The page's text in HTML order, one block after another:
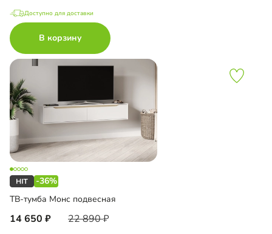
Доступно для доставки
В корзину
-36%
ТВ-тумба Монс подвесная
14 650 22 890